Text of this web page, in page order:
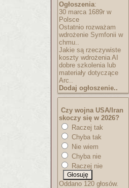
Ogłoszenia:
30 marca 1689r w
Polsce
Ostatnio rozważam
wdrożenie Symfonii w
chmu..
Jakie są rzeczywiste
koszty wdrożenia AI
dobre szkolenia lub
materiały dotyczące
Arc..
Dodaj ogłoszenie..
Czy wojna USA/Iran
skoczy się w 2026?
Raczej tak
Chyba tak
Nie wiem
Chyba nie
Raczej nie
Oddano 120 głosów.